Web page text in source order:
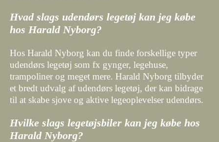
Hvad slags udendørs legetøj kan jeg købe
hos Harald Nyborg?
Hos Harald Nyborg kan du finde forskellige typer
udendørs legetøj som fx gynger, legehuse,
trampoliner og meget mere. Harald Nyborg tilbyder
et bredt udvalg af udendørs legetøj, der kan bidrage
til at skabe sjove og aktive legeoplevelser udendørs.
Hvilke slags legetøjsbiler kan jeg købe hos
Harald Nyborg?